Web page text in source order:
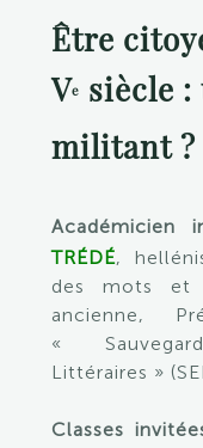
Être
Ve siècle :
militant ?
Académicien
TRÉDÉ,
des mots et
ancienne,
«
Littéraires »
Classes